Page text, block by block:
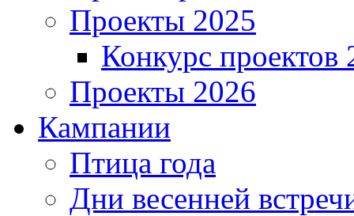
Проекты 2025
Конкурс проектов
Проекты 2026
Кампании
Птица года
Дни весенней